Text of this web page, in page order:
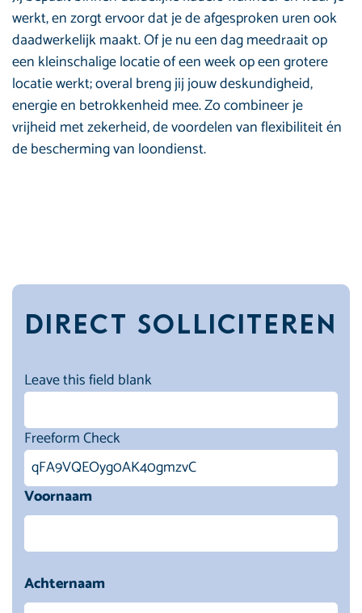
werkt, en zorgt ervoor dat je de afgesproken uren ook
daadwerkelijk maakt. Of je nu een dag meedraait op
een kleinschalige locatie of een week op een grotere
locatie werkt; overal breng jij jouw deskundigheid,
energie en betrokkenheid mee. Zo combineer je
vrijheid met zekerheid, de voordelen van flexibiliteit én
de bescherming van loondienst.
Direct Solliciteren
Leave this field blank
Freeform Check
Voornaam
Achternaam